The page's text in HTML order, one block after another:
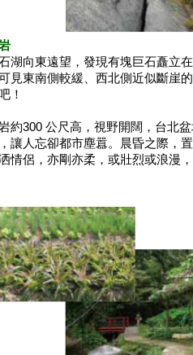
湖向東遠望，發現有塊巨石矗立
見東南側較緩、西北側近似斷崖
！
約300 公尺高，視野開闊，台北
讓人忘卻都市塵囂。晨昏之際，
情侶，亦剛亦柔，或壯烈或浪漫